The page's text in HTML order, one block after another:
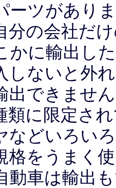
ーツがあり
分の会社だ
かに輸出し
しないと外
出できませ
類に限定さ
などいろい
格をうまく
動車は輸出